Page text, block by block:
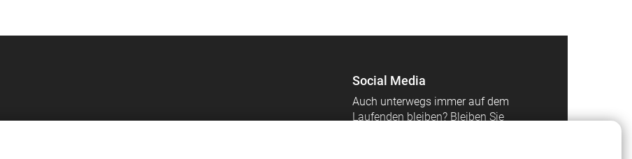
Social Media
Auch unterwegs immer auf dem
Laufenden bleiben? Bleiben Sie